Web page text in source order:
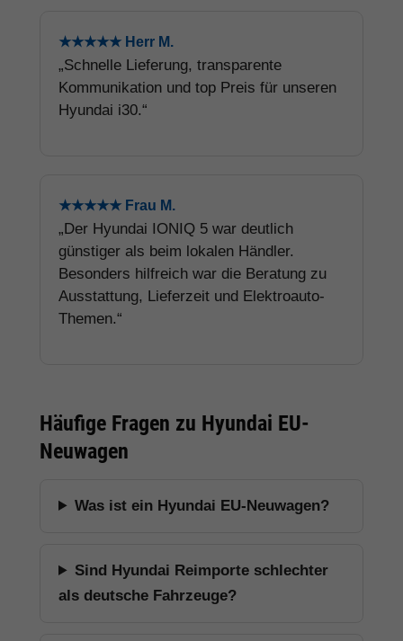
★★★★★ Herr M.
„Schnelle Lieferung, transparente
Kommunikation und top Preis für unseren
Hyundai i30.“
★★★★★ Frau M.
„Der Hyundai IONIQ 5 war deutlich
günstiger als beim lokalen Händler.
Besonders hilfreich war die Beratung zu
Ausstattung, Lieferzeit und Elektroauto-
Themen.“
Häufige Fragen zu Hyundai EU-
Neuwagen
Was ist ein Hyundai EU-Neuwagen?
Sind Hyundai Reimporte schlechter
als deutsche Fahrzeuge?